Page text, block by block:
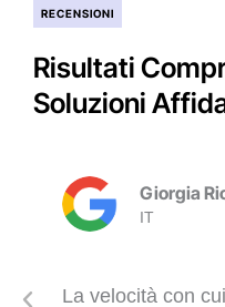
RECENSIONI
Risultati
Soluzioni
La velocità con
Giorgia
IT